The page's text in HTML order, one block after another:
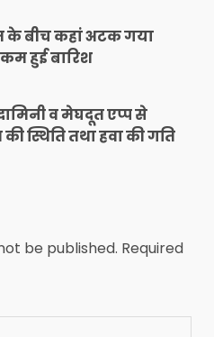
के बीच कहां अटक गया
हुई बारिश
व मेघदूत एप्प से
स्थिति तथा हवा की गति
be published. Required